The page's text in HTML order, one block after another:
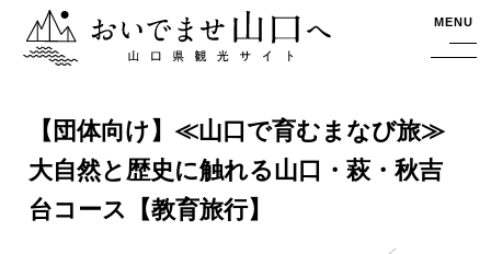
おいでませ山口へー山口県観光サイト MENU
【団体向け】≪山口で育むまなび旅≫
大自然と歴史に触れる山口・萩・秋吉
台コース【教育旅行】